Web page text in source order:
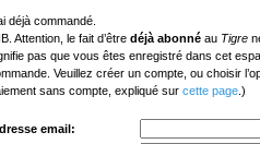
déjà commandé.
Attention, le fait d’êtredéjà abonné au Tigre
pas que vous êtes enregistré dans cet
Veuillez créer un compte, ou choisir
sans compte, expliqué surcette page .)
email: